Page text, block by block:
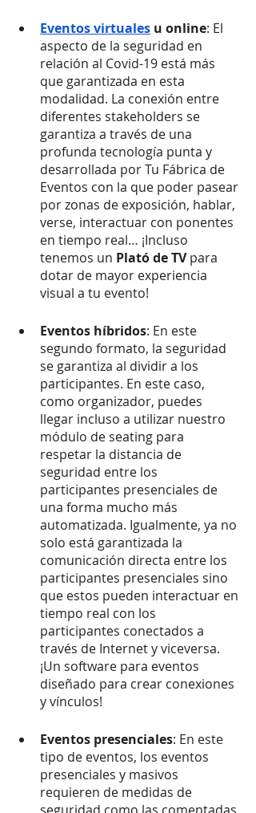
Eventos virtuales u online: El
aspecto de la seguridad en
relación al Covid-19 está más
que garantizada en esta
modalidad. La conexión entre
diferentes stakeholders se
garantiza a través de una
profunda tecnología punta y
desarrollada por Tu Fábrica de
Eventos con la que poder pasear
por zonas de exposición, hablar,
verse, interactuar con ponentes
en tiempo real… ¡Incluso
tenemos un Plató de TV para
dotar de mayor experiencia
visual a tu evento!
Eventos híbridos: En este
segundo formato, la seguridad
se garantiza al dividir a los
participantes. En este caso,
como organizador, puedes
llegar incluso a utilizar nuestro
módulo de seating para
respetar la distancia de
seguridad entre los
participantes presenciales de
una forma mucho más
automatizada. Igualmente, ya no
solo está garantizada la
comunicación directa entre los
participantes presenciales sino
que estos pueden interactuar en
tiempo real con los
participantes conectados a
través de Internet y viceversa.
¡Un software para eventos
diseñado para crear conexiones
y vínculos!
Eventos presenciales: En este
tipo de eventos, los eventos
presenciales y masivos
requieren de medidas de